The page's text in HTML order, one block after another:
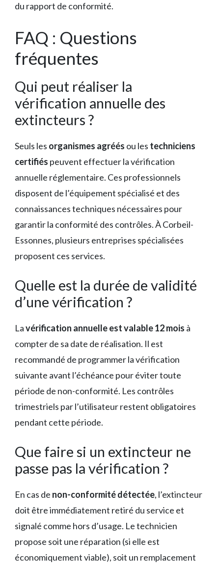
du rapport de conformité.
FAQ : Questions
fréquentes
Qui peut réaliser la
vérification annuelle des
extincteurs ?
Seuls les organismes agréés ou les techniciens
certifiés peuvent effectuer la vérification
annuelle réglementaire. Ces professionnels
disposent de l’équipement spécialisé et des
connaissances techniques nécessaires pour
garantir la conformité des contrôles. À Corbeil-
Essonnes, plusieurs entreprises spécialisées
proposent ces services.
Quelle est la durée de validité
d’une vérification ?
Lavérification annuelle est valable 12 mois à
compter de sa date de réalisation. Il est
recommandé de programmer la vérification
suivante avant l’échéance pour éviter toute
période de non-conformité. Les contrôles
trimestriels par l’utilisateur restent obligatoires
pendant cette période.
Que faire si un extincteur ne
passe pas la vérification ?
En cas de non-conformité détectée, l’extincteur
doit être immédiatement retiré du service et
signalé comme hors d’usage. Le technicien
propose soit une réparation (si elle est
économiquement viable), soit un remplacement